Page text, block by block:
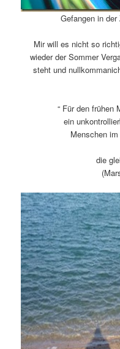
Gefangen in
Mir will es nicht so
wieder der Sommer
steht und
“ Für den frühen
ein
Menschen
die